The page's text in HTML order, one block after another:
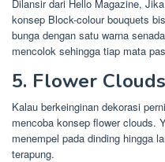
Dilansir dari Hello Magazine,
konsep Block-colour bouquets
bunga dengan satu warna
mencolok sehingga tiap mata
5. Flower Clouds
Kalau berkeinginan dekorasi
mencoba konsep flower clouds.
menempel pada dinding hingga
terapung.